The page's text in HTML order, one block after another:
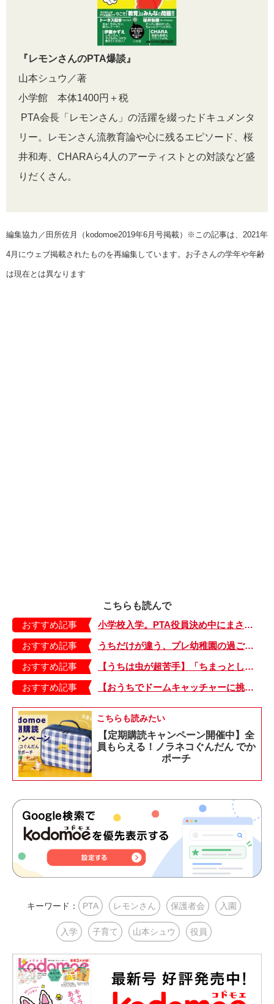
『レモンさんのPTA爆談』
山本シュウ／著
小学館 本体1400円＋税
PTA会長「レモンさん」の活躍を綴ったドキュメンタ
リー。レモンさん流教育論や心に残るエピソード、桜
井和寿、CHARAら4人のアーティストとの対談など盛
りだくさん。
編集協力／田所佐月（kodomoe2019年6月号掲載）※この記事は、2021年
4月にウェブ掲載されたものを再編集しています。お子さんの学年や年齢
は現在とは異なります
こちらも読んで
おすすめ記事
小学校入学。PTA役員決め中にまさかの再会!?【くまのこ兄弟の家族日記】
おすすめ記事
うちだけが違う、プレ幼稚園の過ごし方。待ち時間には思わず涙…。息子が自閉症とわかるまでのこと・3【自閉症BOY★スバルくん・37】
おすすめ記事
【うちは虫が超苦手】「ちまっとした虫にも大騒ぎ！」「可愛い系の虫……でも逃げる！」教えて！ みんなの虫ギライエピソード
おすすめ記事
【おうちでドームキャッチャーに挑戦だ】アンパンマン わくわくドームキャッチャー
こちらも読みたい
【定期購読キャンペーン開催中】全
員もらえる！ノラネコぐんだん でか
ポーチ
キーワード： PTA レモンさん 保護者会 入園
入学 子育て 山本シュウ 役員